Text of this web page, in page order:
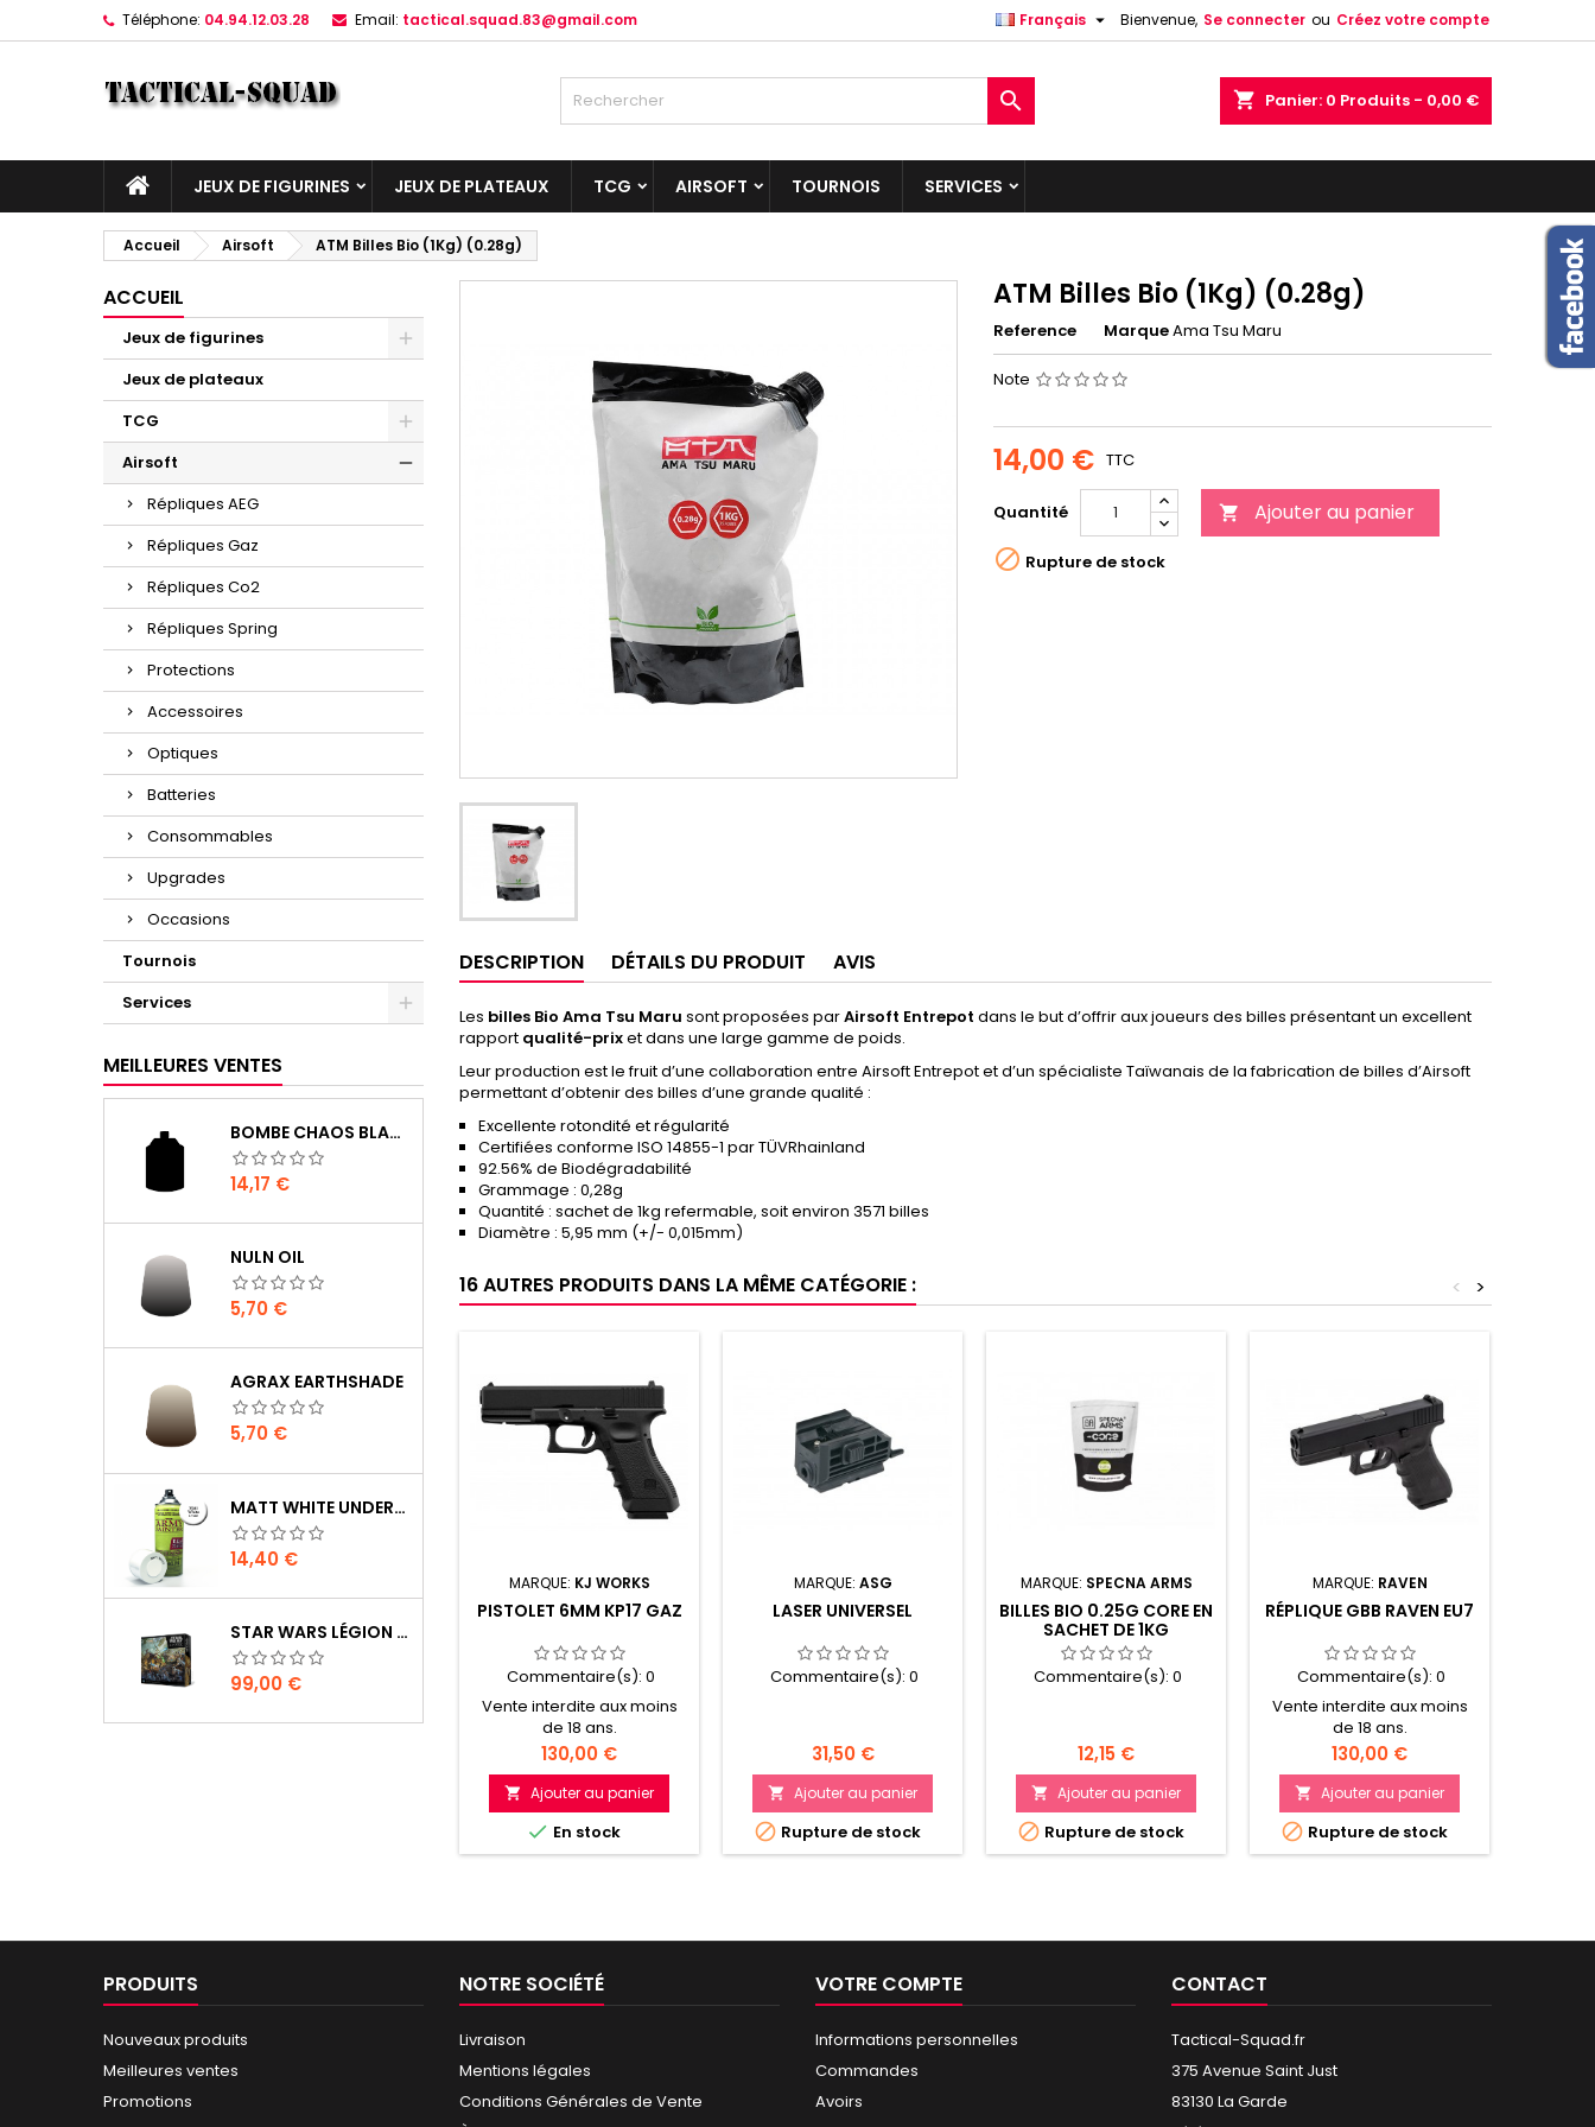
Téléphone: 04.94.12.03.28 Email: tactical.squad.83@gmail.com Bienvenue, Se connecter ou Créez votre compte
Français 
shopping_cart Panier: 0 Produits - 0,00 €

JEUX DE FIGURINES JEUX DE PLATEAUX TCG AIRSOFT TOURNOIS SERVICES
Accueil Airsoft ATM Billes Bio (1Kg) (0.28g)
ACCUEIL
Jeux de figurines
Jeux de plateaux
TCG
Airsoft
Répliques AEG
Répliques Gaz
Répliques Co2
Répliques Spring
Protections
Accessoires
Optiques
Batteries
Consommables
Upgrades
Occasions
Tournois
Services
MEILLEURES VENTES
BOMBE CHAOS BLACK
Prix
14,17 €
NULN OIL
Prix
5,70 €
AGRAX EARTHSHADE
Prix
5,70 €
MATT WHITE UNDERCOAT
Prix
14,40 €
STAR WARS LÉGION : BOÎTE DE BASE CLONE WARS
Prix
99,00 €
ATM Billes Bio (1Kg) (0.28g)
Reference MarqueAma Tsu Maru
Note
14,00 € TTC
Quantité  Ajouter au panier
 Rupture de stock
DESCRIPTION DÉTAILS DU PRODUIT AVIS
Les billes Bio Ama Tsu Maru sont proposées parAirsoft Entrepot dans le but d’offrir aux joueurs des billes présentant un excellent
rapport qualité-prixet dans une large gamme de poids.
Leur production est le fruit d’une collaboration entre Airsoft Entrepot et d’un spécialiste Taïwanais de la fabrication de billes d’Airsoft
permettant d’obtenir des billes d’une grande qualité :
Excellente rotondité et régularité
Certifiées conforme ISO 14855-1 par TÜVRhainland
92.56% de Biodégradabilité
Grammage : 0,28g
Quantité : sachet de 1kg refermable, soit environ 3571 billes
Diamètre : 5,95 mm (+/- 0,015mm)
16 AUTRES PRODUITS DANS LA MÊME CATÉGORIE : >
<
MARQUE: KJ WORKS
PISTOLET 6MM KP17 GAZ
Commentaire(s): 0
Vente interdite aux moins
de 18 ans.
Prix
130,00 €
 Ajouter au panier
 En stock
MARQUE: ASG
LASER UNIVERSEL
Commentaire(s): 0
Prix
31,50 €
 Ajouter au panier
 Rupture de stock
MARQUE: SPECNA ARMS
BILLES BIO 0.25G CORE EN
SACHET DE 1KG
Commentaire(s): 0
Prix
12,15 €
 Ajouter au panier
 Rupture de stock
MARQUE: RAVEN
RÉPLIQUE GBB RAVEN EU7
Commentaire(s): 0
Vente interdite aux moins
de 18 ans.
Prix
130,00 €
 Ajouter au panier
 Rupture de stock
PRODUITS
Nouveaux produits
Meilleures ventes
Promotions
NOTRE SOCIÉTÉ
Livraison
Mentions légales
Conditions Générales de Vente
VOTRE COMPTE
Informations personnelles
Commandes
Avoirs
CONTACT
Tactical-Squad.fr
375 Avenue Saint Just
83130 La Garde